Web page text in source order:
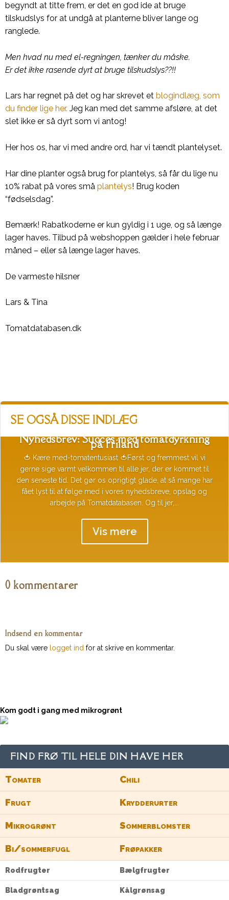
begyndt at titte frem, er det en god ide at bruge
tilskudslys for at undgå at planterne bliver lange og
ranglede.
Men hvad nu med el-regningen, tænker du måske.
Er det ikke rasende dyrt at bruge tilskudslys??!!
Lars har regnet på det og har skrevet et blogindlæg, som
du finder lige her. Jeg kan med det samme afsløre, at det
slet ikke er så dyrt som vi antog!
Her hos os, har vi med andre ord, har vi tændt plantelyset.
Har dine planter også brug for plantelys, så får du lige nu
10% rabat på vores små plantelys! Brug koden
“fødselsdag”.
Bemærk! Rabatkoderne er kun gyldig i 1 uge, og så længe
lager haves. Tilbud på webshoppen gælder i hele februar
måned – eller så længe lager haves.
De varmeste hilsner
Lars & Tina
Tomatdatabasen.dk
SE OGSÅ DISSE INDLÆG
Nyhedsbrev: Succes med tomatdyrkning
på friland
🍅 Kære med-tomatentusiast 🍅Først og fremmest vil vi
gerne sige varmt velkommen til alle jer, der er kommet til
den seneste tid. Det gør os oprigtigt glade, at så mange har
fået lyst til at følge med i vores nyhedsbreve, opslag og
arbejde på Tomatdatabasen. Og til jer,...
Vis mere
0 kommentarer
Indsend en kommentar
Du skal være logget ind for at skrive en kommentar.
Kom godt i gang med mikrogrønt
FIND FRØ TIL HELE DIN HAVE HER
Tomater Chili
Frugt Krydderurter
Mikrogrønt Sommerblomster
Bi/sommerfugl Frøpakker
Rodfrugter Bælgfrugter
Bladgrøntsag Kålgrønsag